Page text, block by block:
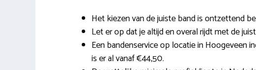
Het kiezen van de juiste band is ontzettend
Let er op dat je altijd en overal rijdt met de
Een bandenservice op locatie in Hoogeveen
is er al vanaf €44,50.